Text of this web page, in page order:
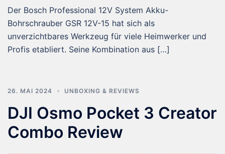
Der Bosch Professional 12V System Akku-
Bohrschrauber GSR 12V-15 hat sich als
unverzichtbares Werkzeug für viele Heimwerker und
Profis etabliert. Seine Kombination aus […]
26. MAI 2024 UNBOXING & REVIEWS
DJI Osmo Pocket 3 Creator
Combo Review